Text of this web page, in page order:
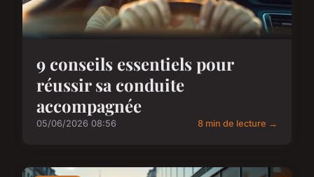
9 conseils essentiels pour
réussir sa conduite
accompagnée
05/06/2026 08:56 8 min de lecture →